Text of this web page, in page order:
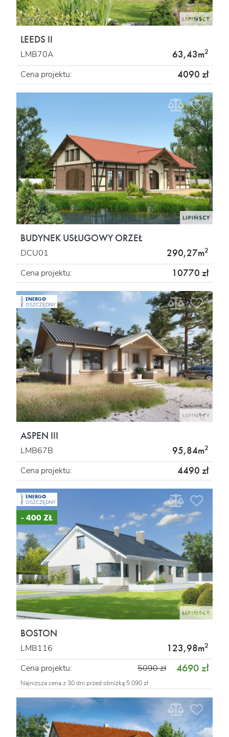
LEEDS II
LMB70A 63,43m2
Cena projektu: 4090 zł
BUDYNEK USŁUGOWY ORZEŁ
DCU01 290,27m2
Cena projektu: 10770 zł
PROJEKT ENERGO
OSZCZĘDNY
ASPEN III
LMB67B 95,84m2
Cena projektu: 4490 zł
PROJEKT ENERGO
OSZCZĘDNY
- 400 ZŁ
BOSTON
LMB116 123,98m2
Cena projektu: 4690 zł
5090 zł
Najniższa cena z 30 dni przed obniżką 5 090 zł